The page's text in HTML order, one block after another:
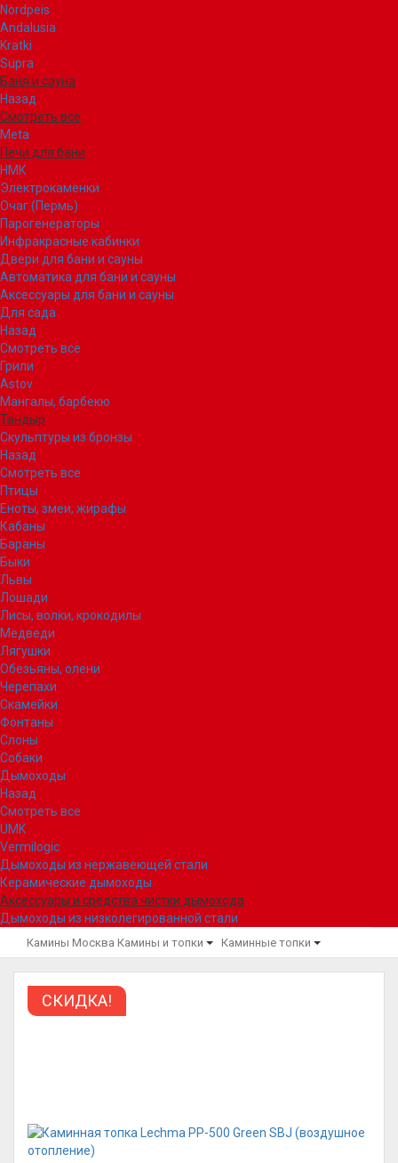
Nordpeis
Andalusia
Kratki
Supra
Баня и сауна
Назад
Смотреть все
Meta
Печи для бани
НМК
Электрокаменки
Очаг (Пермь)
Парогенераторы
Инфракрасные кабинки
Двери для бани и сауны
Автоматика для бани и сауны
Аксессуары для бани и сауны
Для сада
Назад
Смотреть все
Грили
Astov
Мангалы, барбекю
Тандыр
Скульптуры из бронзы
Назад
Смотреть все
Птицы
Еноты, змеи, жирафы
Кабаны
Бараны
Быки
Львы
Лошади
Лисы, волки, крокодилы
Медведи
Лягушки
Обезьяны, олени
Черепахи
Скамейки
Фонтаны
Слоны
Собаки
Дымоходы
Назад
Смотреть все
UMK
Vermilogic
Дымоходы из нержавеющей стали
Керамические дымоходы
Аксессуары и средства чистки дымохода
Дымоходы из низколегированной стали
Камины Москва Камины и топки Каминные топки
СКИДКА!